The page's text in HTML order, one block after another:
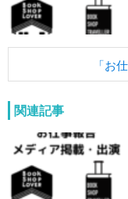
「お
関連記事